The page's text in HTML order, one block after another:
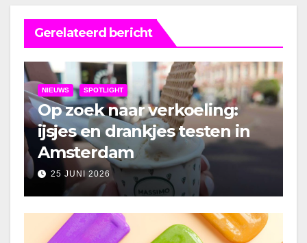
Gerelateerd bericht
NIEUWS SPOTLIGHT
Op zoek naar verkoeling:
ijsjes en drankjes testen in
Amsterdam
25 JUNI 2026